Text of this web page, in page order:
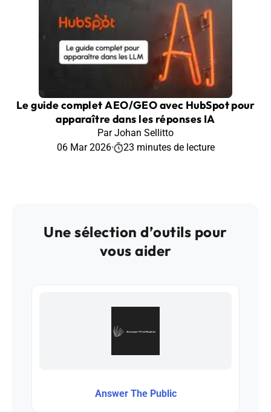
Le guide complet AEO/GEO avec HubSpot pour
apparaître dans les réponses IA
Par Johan Sellitto
06 Mar 2026· 23 minutes de lecture
Une sélection d’outils pour
vous aider
Answer The Public